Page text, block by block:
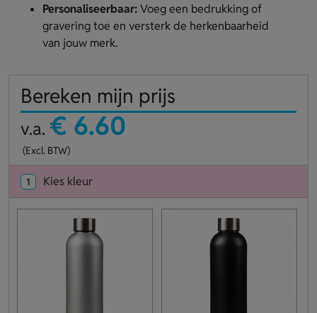
Personaliseerbaar:Voeg een bedrukking of
gravering toe en versterk de herkenbaarheid
van jouw merk.
Bereken mijn prijs
v.a. € 6.60
(Excl. BTW)
1 Kies kleur